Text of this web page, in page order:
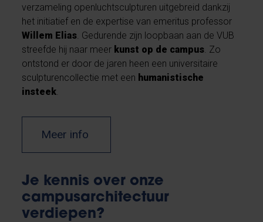
verzameling openluchtsculpturen uitgebreid dankzij
het initiatief en de expertise van emeritus professor
Willem Elias . Gedurende zijn loopbaan aan de VUB
streefde hij naar meer kunst op de campus . Zo
ontstond er door de jaren heen een universitaire
sculpturencollectie met een humanistische
insteek
Meer info
Je kennis over onze
campusarchitectuur
verdiepen?